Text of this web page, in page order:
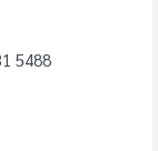
5488